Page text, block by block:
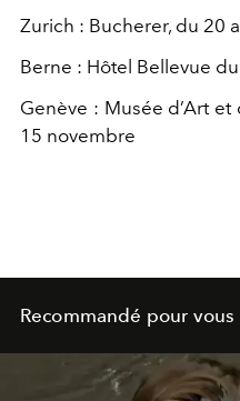
Zurich : Bucherer, du 20
Berne : Hôtel Bellevue
Genève : Musée d’Art
15 novembre
Recommandé pour vous